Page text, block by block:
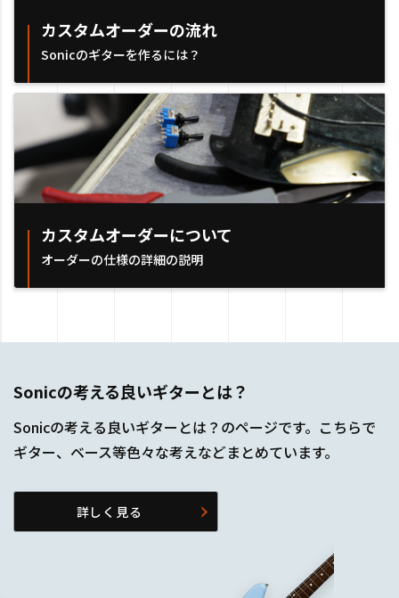
カスタムオーダーの流れ
Sonicのギターを作るには？
カスタムオーダーについて
オーダーの仕様の詳細の説明
Sonicの考える良いギターとは？
Sonicの考える良いギターとは？のページです。こちらで
ギター、ベース等色々な考えなどまとめています。
詳しく見る